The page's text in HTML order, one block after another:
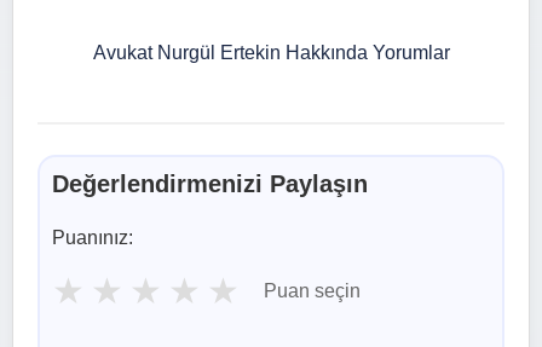
Avukat Nurgül Ertekin Hakkında Yorumlar
Değerlendirmenizi Paylaşın
Puanınız:
★ ★ ★ ★ ★ Puan seçin